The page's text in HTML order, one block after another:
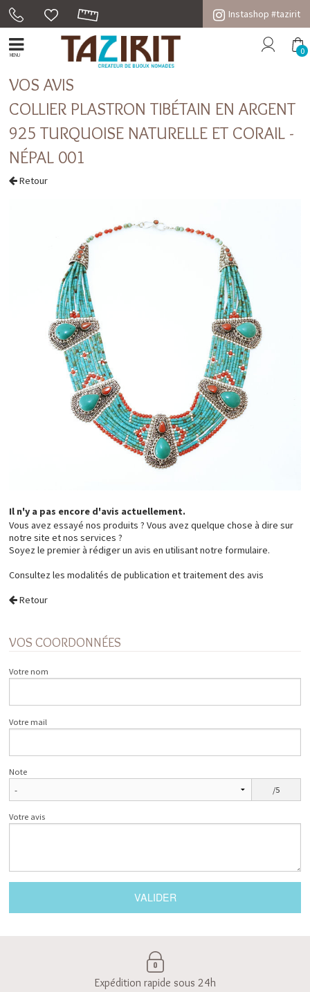
Instashop #tazirit
MENU 0
VOS AVIS
COLLIER PLASTRON TIBÉTAIN EN ARGENT
925 TURQUOISE NATURELLE ET CORAIL -
NÉPAL 001
Retour
Il n'y a pas encore d'avis actuellement.
Vous avez essayé nos produits ? Vous avez quelque chose à dire sur
notre site et nos services ?
Soyez le premier à rédiger un avis en utilisant notre formulaire.
Consultez lesmodalités de publication et traitement des avis
Retour
VOS COORDONNÉES
Votre nom
Votre mail
Note
/5
Votre avis
Expédition rapide sous 24h